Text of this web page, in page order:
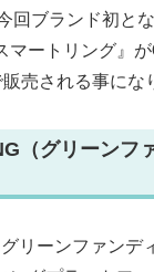
回ブランド初と
マートリング』が
売される事にな
（グリーンフ
グリーンファンデ